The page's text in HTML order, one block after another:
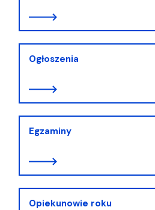
Ogłoszenia
Egzaminy
Opiekunowie roku